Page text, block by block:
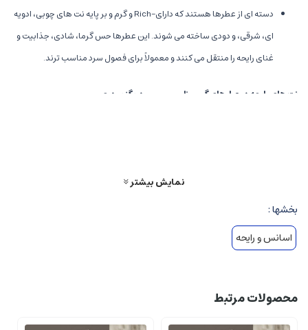
دسته ای از عطرها هستند که دارای-Rich و گرم و بر پایه نت های چوبی، ادویه
ای، شرقی، و دودی ساخته می شوند. این عطرها حس گرما، شادی، جذابیت و
غنای رایحه را منتقل می کنند و معمولاً برای فصول سرد مناسب ترند.
نت های رایحه در عطرهای گرمی نارسیسیو رودریگز پودری
نت میانی
می شوند، معمولاً شامل گل ها و ادویه ها می شوند.
نت پایه
نمونه های محبوب عطرهای گرمی
نمایش بیشتر
بخشها :
اسانس و رایحه
محصولات مرتبط